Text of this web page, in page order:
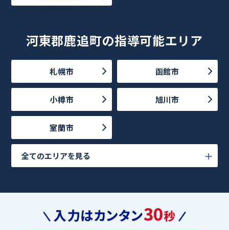
河東郡鹿追町の指導可能エリア
札幌市 函館市
小樽市 旭川市
室蘭市
全てのエリアを見る